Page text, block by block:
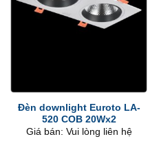
Đèn downlight Euroto LA-
520 COB 20Wx2
Giá bán: Vui lòng liên hệ